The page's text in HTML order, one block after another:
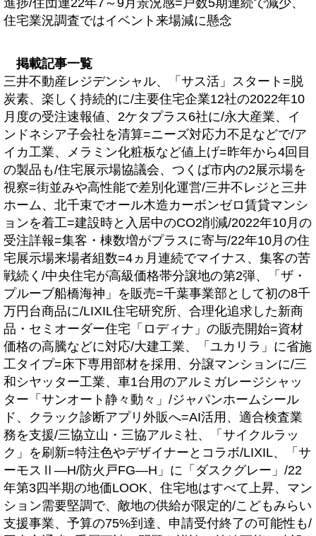
住宅業況調査ではイベント来場減に懸念
掲載記事一覧
三井不動産レジデンシャル、「サス活」スタート=脱
炭素、楽しく持続的に/主要住宅企業12社の2022年10
月度の受注速報値、2ケタプラス6社に/永大産業、イ
ンドネシア子会社を清算=ニーズ対応力不足などで/ア
イカ工業、メラミン化粧板など値上げ=昨年から4回目
の製品も/住宅展示場協議会、つくば市内の2展示場を
視察=街並みや高性能で差別化運営/三井不レジと三井
ホーム、北千束でオール木造カーボンゼロ賃貸マンシ
ョンを着工=建設時と入居中のCO2削減/2022年10月の
受注詳報=集客・棟数増がプラスに寄与/22年10月の住
宅展示場来場者組数=4ヵ月連続でマイナス、集客の苦
戦続く/中央住宅が高級価格帯分譲地の第2弾、「ザ・
プルーブ船橋海神」を販売=千葉事業部として初の8千
万円台商品に/LIXIL住宅研究所、合理化追求した新商
品・セミオーダー住宅「ロディナ」の販売開始=資材
価格の高騰などに対応/大建工業、「ユカリラ」に省施
工タイプ=床下専用部材を採用、分譲マンションに/三
和シヤッター工業、車1台用のアルミガレージシャッ
ター「サンオート静々動々」/ジャパンホームシール
ド、クラック診断アプリ外販へ=AI活用、適合検査業
務を支援/三協立山・三協アルミ社、「サイクルラッ
ク」を刷新=特注色やデザイナーとコラボ/LIXIL、「サ
ーモスⅡ―H/防火戸FG―H」に「ダスクグレー」/22
年第3四半期の地価LOOK、住宅地はすべて上昇、マン
ション需要堅調で、敵地の供給が限定的/こどもみらい
支援事業、予算の75%到達、申請受付終了の可能性も/